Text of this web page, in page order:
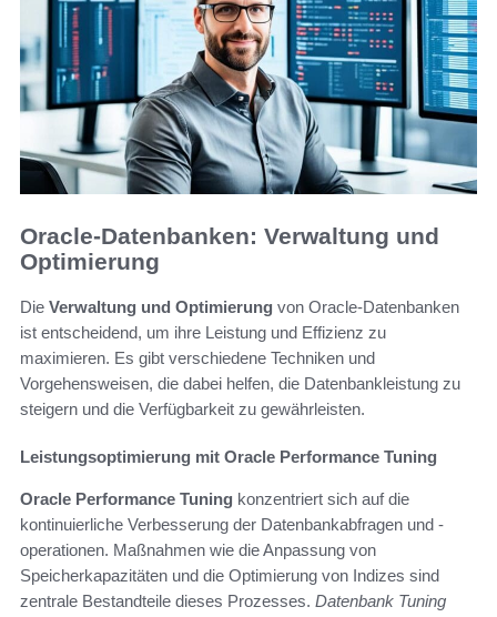
Oracle-Datenbanken: Verwaltung und
Optimierung
Die Verwaltung und Optimierung von Oracle-Datenbanken
ist entscheidend, um ihre Leistung und Effizienz zu
maximieren. Es gibt verschiedene Techniken und
Vorgehensweisen, die dabei helfen, die Datenbankleistung zu
steigern und die Verfügbarkeit zu gewährleisten.
Leistungsoptimierung mit Oracle Performance Tuning
Oracle Performance Tuning konzentriert sich auf die
kontinuierliche Verbesserung der Datenbankabfragen und -
operationen. Maßnahmen wie die Anpassung von
Speicherkapazitäten und die Optimierung von Indizes sind
zentrale Bestandteile dieses Prozesses. Datenbank Tuning